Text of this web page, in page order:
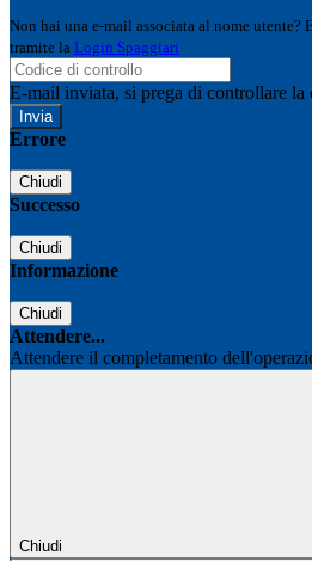
Non hai una e-mail associata al nome utente?
tramite la Login Spaggiari
E-mail inviata, si prega di controllare la
Errore
Chiudi
Successo
Chiudi
Informazione
Chiudi
Attendere...
Attendere il completamento
Chiudi